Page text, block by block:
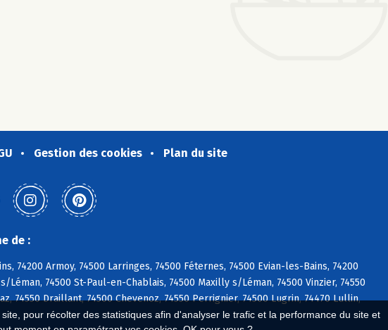
pour récolter des statistiques afin d'analyser le trafic et la performance du site et
Gestion des cookies Plan du site
de :
74200 Armoy, 74500 Larringes, 74500 Féternes, 74500 Evian-les-Bains, 74200
74500 St-Paul-en-Chablais, 74500 Maxilly s/Léman, 74500 Vinzier, 74550
74550 Draillant, 74500 Chevenoz, 74550 Perrignier, 74500 Lugrin, 74470 Lullin,